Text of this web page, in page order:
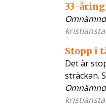
33-
Stopp i
Det är
sträckan.